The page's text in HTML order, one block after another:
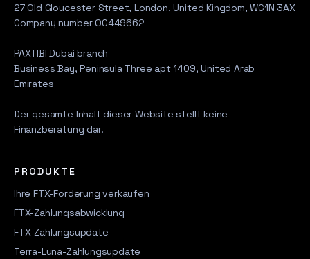
27 Old Gloucester Street, London, United Kingdom, WC1N 3AX
Company number OC449662
PAXTIBI Dubai branch
Business Bay, Peninsula Three apt 1409, United Arab
Emirates
Der gesamte Inhalt dieser Website stellt keine
Finanzberatung dar.
PRODUKTE
Ihre FTX-Forderung verkaufen
FTX-Zahlungsabwicklung
FTX-Zahlungsupdate
Terra-Luna-Zahlungsupdate